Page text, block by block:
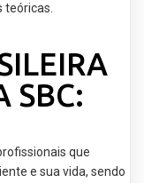
teóricas.
SBC:
que
e sua vida, sendo